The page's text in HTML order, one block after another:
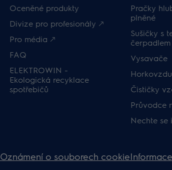
Oceněné produkty
Divize pro profesionály 🡕
Pro média 🡕
FAQ
ELEKTROWIN -
Ekologická recyklace
spotřebičů
Pračky
plněné
Sušičky s
čerpadlem
Vysavače
Čističky
Průvodce
Nechte se
Oznámení o souborech cookie